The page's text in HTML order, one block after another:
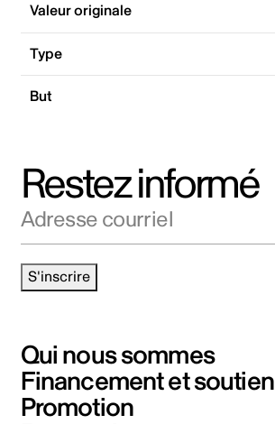
Valeur originale
Type
But
Restez informé
S'inscrire
Qui nous sommes
Financement et soutien
Promotion